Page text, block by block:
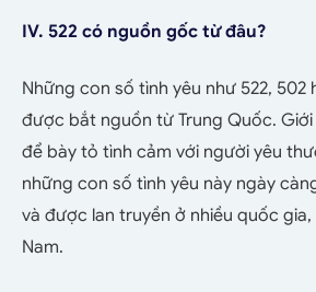
IV. 522 có nguồn gốc từ đâu?
Những con số tình yêu như 522, 502
được bắt nguồn từ Trung Quốc.
để bày tỏ tình cảm với người yêu
những con số tình yêu này ngày
và được lan truyền ở nhiều quốc
Nam.